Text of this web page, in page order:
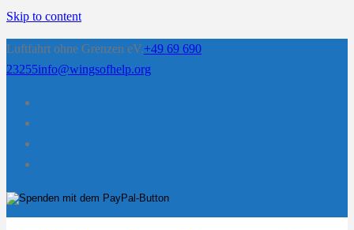
Skip to content
Luftfahrt ohne Grenzen eV.+49 69 690
23255info@wingsofhelp.org